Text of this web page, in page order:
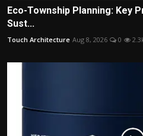
Eco-Township Planning: Key
Sust...
Touch Architecture Aug 8, 2026 0